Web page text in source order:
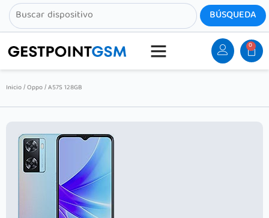
0
Inicio/Oppo/ A57S 128GB